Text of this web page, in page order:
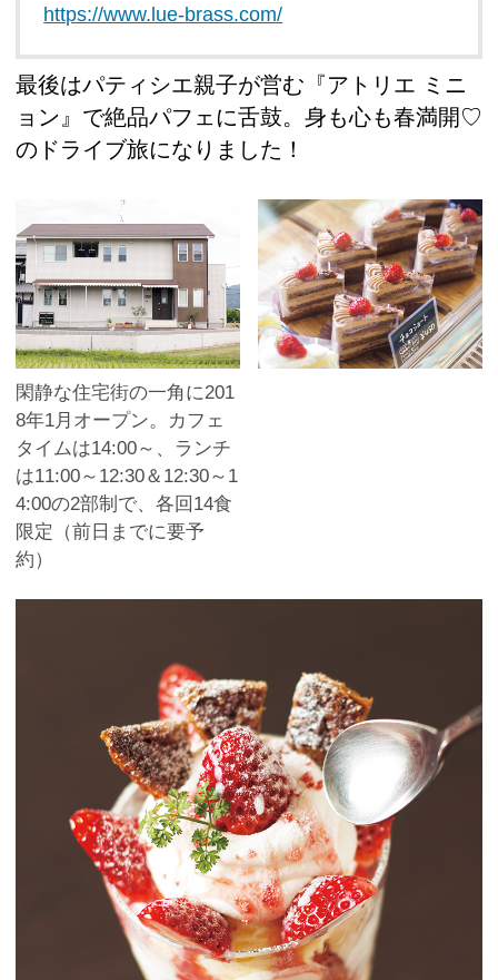
https://www.lue-brass.com/
最後はパティシエ親子が営む『アトリエ ミニ
ョン』で絶品パフェに舌鼓。身も心も春満開♡
のドライブ旅になりました！
閑静な住宅街の一角に201
8年1月オープン。カフェ
タイムは14:00～、ランチ
は11:00～12:30＆12:30～1
4:00の2部制で、各回14食
限定（前日までに要予
約）